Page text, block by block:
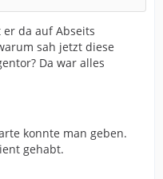
da auf Abseits
sah jetzt diese
Da war alles
konnte man geben.
gehabt.